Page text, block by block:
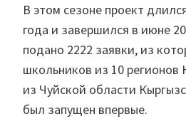
В этом сезоне проект
года и завершился в июне
подано 2222 заявки, из
школьников из 10 регионов
из Чуйской области
был запущен впервые.